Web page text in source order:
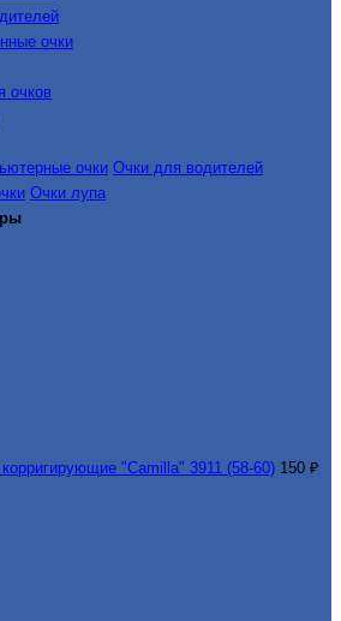
очки
очков
очки Очки для водителей
Очки лупа
"Camilla" 3911 (58-60) 150 ₽